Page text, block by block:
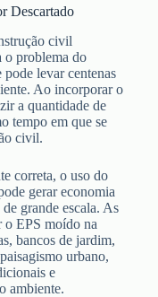
Descartado
civil
o problema do
pode levar centenas
Ao incorporar o
a quantidade de
tempo em que se
civil.
correta, o uso do
gerar economia
grande escala. As
o EPS moído na
bancos de jardim,
urbano,
e
ambiente.